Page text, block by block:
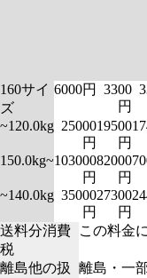
160サイ
ズ
6000円
3300
円
~120.0kg 25000
円
19500
円
150.0kg~103000
円
82000
円
~140.0kg 35000
円
27300
円
送料分消費
税
この料金
離島他の扱
離島・一